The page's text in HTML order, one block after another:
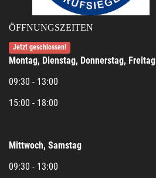
ÖFFNUNGSZEITEN
Jetzt geschlossen!
Montag, Dienstag, Donnerstag, Freitag
09:30 - 13:00
15:00 - 18:00
Mittwoch, Samstag
09:30 - 13:00